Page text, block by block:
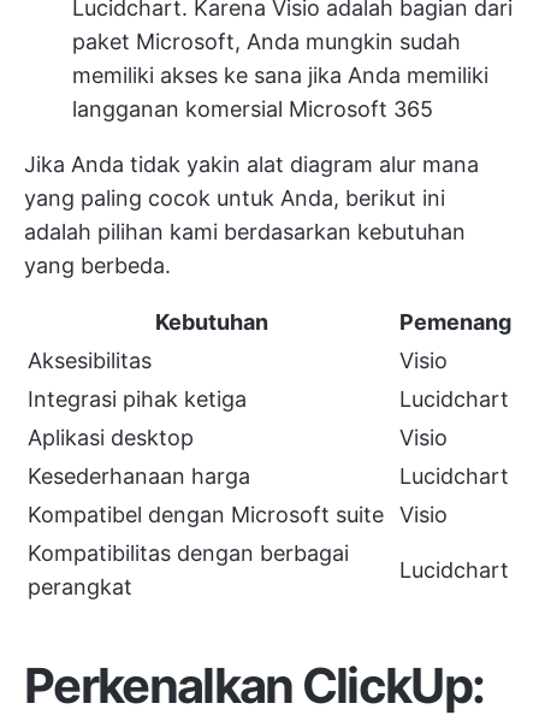
Lucidchart. Karena Visio adalah bagian dari
paket Microsoft, Anda mungkin sudah
memiliki akses ke sana jika Anda memiliki
langganan komersial Microsoft 365
Jika Anda tidak yakin alat diagram alur mana
yang paling cocok untuk Anda, berikut ini
adalah pilihan kami berdasarkan kebutuhan
yang berbeda.
Kebutuhan
Pemenang
Aksesibilitas
Visio
Integrasi pihak ketiga
Lucidchart
Aplikasi desktop
Visio
Kesederhanaan harga
Lucidchart
Kompatibel dengan Microsoft suite
Visio
Kompatibilitas dengan berbagai
perangkat
Lucidchart
Perkenalkan ClickUp: